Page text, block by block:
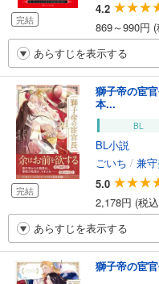
完結
4.2
869～990円
あらすじを表示する
完結
獅子帝の宦
本...
BL
BL小説
ごいち / 兼
5.0
2,178円 (税
あらすじを表示する
獅子帝の宦